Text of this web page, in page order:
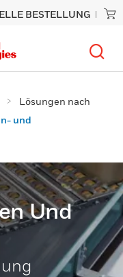
BESTELLUNG
Lösungen nach
und
Und